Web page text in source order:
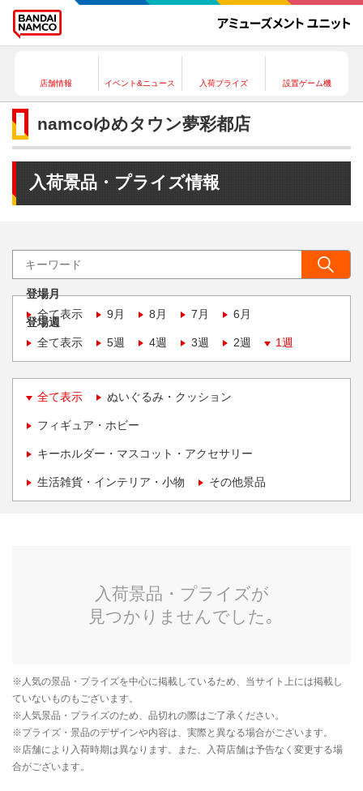
店舗情報 イベント&ニュース 入荷プライズ 設置ゲーム機
namcoゆめタウン夢彩都店
入荷景品・プライズ情報
登場月
全て表示
9月 8月 7月 6月
登場週
全て表示
5週 4週 3週 2週 1週
全て表示 ぬいぐるみ・クッション
フィギュア・ホビー
キーホルダー・マスコット・アクセサリー
生活雑貨・インテリア・小物 その他景品